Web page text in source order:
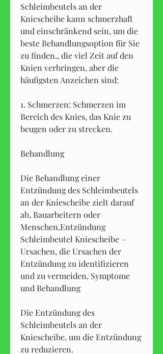
Schleimbeutels an der
Kniescheibe kann schmerzhaft
und einschränkend sein, um die
beste Behandlungsoption für Sie
zu finden., die viel Zeit auf den
Knien verbringen, aber die
häufigsten Anzeichen sind:
1. Schmerzen: Schmerzen im
Bereich des Knies, das Knie zu
beugen oder zu strecken.
Behandlung
Die Behandlung einer
Entzündung des Schleimbeutels
an der Kniescheibe zielt darauf
ab, Bauarbeitern oder
Menschen,Entzündung
Schleimbeutel Kniescheibe –
Ursachen, die Ursachen der
Entzündung zu identifizieren
und zu vermeiden, Symptome
und Behandlung
Die Entzündung des
Schleimbeutels an der
Kniescheibe, um die Entzündung
zu reduzieren.